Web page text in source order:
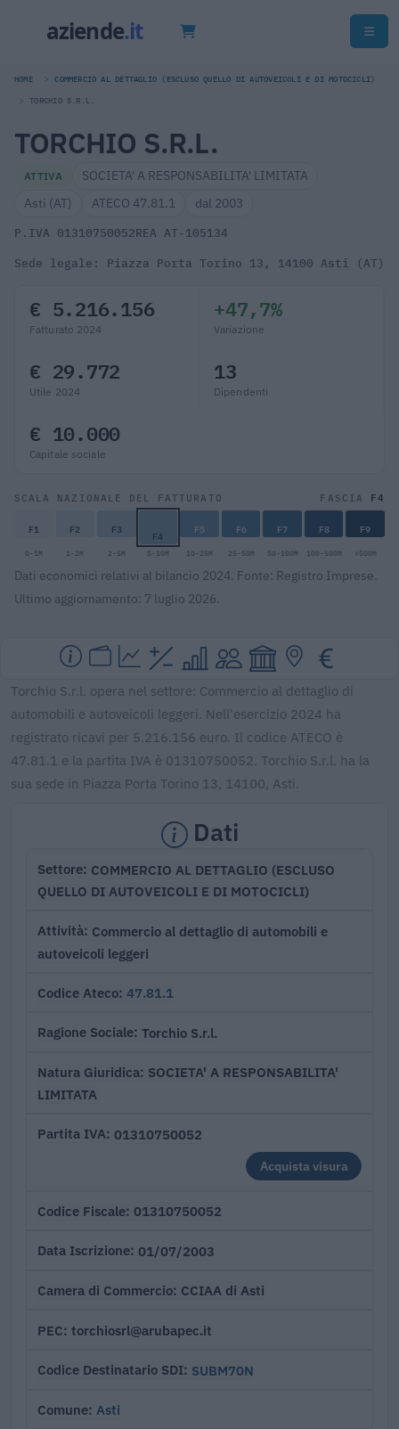
HOME COMMERCIO AL DETTAGLIO (ESCLUSO QUELLO DI AUTOVEICOLI E DI MOTOCICLI)
TORCHIO S.R.L.
TORCHIO S.R.L.
ATTIVA
SOCIETA' A RESPONSABILITA' LIMITATA
Asti (AT)
ATECO 47.81.1 dal 2003
P.IVA 01310750052REA AT-105134
Sede legale: Piazza Porta Torino 13, 14100 Asti (AT)
€ 5.216.156
Fatturato 2024
+47,7%
Variazione
€ 29.772
Utile 2024
13
Dipendenti
€ 10.000
Capitale sociale
SCALA NAZIONALE DEL FATTURATO FASCIA F4
F1 F2 F3 F4 F5 F6 F7 F8 F9
0-1M 1-2M 2-5M 5-10M 10-25M 25-50M 50-100M 100-500M >500M
Dati economici relativi al bilancio 2024. Fonte: Registro Imprese.
Ultimo aggiornamento: 7 luglio 2026.
Torchio S.r.l. opera nel settore: Commercio al dettaglio di
automobili e autoveicoli leggeri. Nell'esercizio 2024 ha
registrato ricavi per 5.216.156 euro. Il codice ATECO è
47.81.1 e la partita IVA è 01310750052. Torchio S.r.l. ha la
sua sede in Piazza Porta Torino 13, 14100, Asti.
Dati
Settore COMMERCIO AL DETTAGLIO (ESCLUSO
QUELLO DI AUTOVEICOLI E DI MOTOCICLI)
Attività Commercio al dettaglio di automobili e
autoveicoli leggeri
Codice Ateco 47.81.1
Ragione Sociale Torchio S.r.l.
Natura Giuridica SOCIETA' A RESPONSABILITA'
LIMITATA
Partita IVA 01310750052
Acquista visura
Codice Fiscale 01310750052
Data Iscrizione 01/07/2003
Camera di Commercio CCIAA di Asti
PEC torchiosrl@arubapec.it
Codice Destinatario SDI SUBM70N
Comune Asti